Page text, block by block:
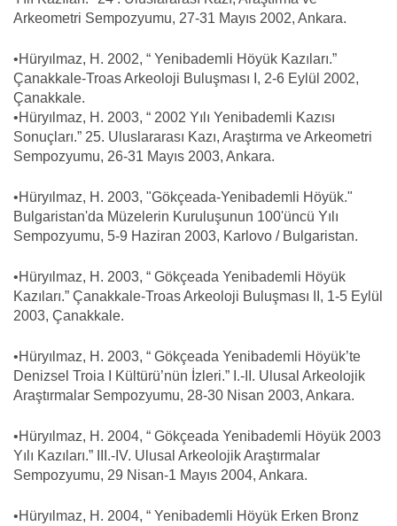
Arkeometri Sempozyumu, 27-31 Mayıs 2002, Ankara.
•Hüryılmaz, H. 2002, “ Yenibademli Höyük Kazıları.”
Çanakkale-Troas Arkeoloji Buluşması I, 2-6 Eylül 2002,
Çanakkale.
•Hüryılmaz, H. 2003, “ 2002 Yılı Yenibademli Kazısı
Sonuçları.” 25. Uluslararası Kazı, Araştırma ve Arkeometri
Sempozyumu, 26-31 Mayıs 2003, Ankara.
•Hüryılmaz, H. 2003, "Gökçeada-Yenibademli Höyük."
Bulgaristan'da Müzelerin Kuruluşunun 100'üncü Yılı
Sempozyumu, 5-9 Haziran 2003, Karlovo / Bulgaristan.
•Hüryılmaz, H. 2003, “ Gökçeada Yenibademli Höyük
Kazıları.” Çanakkale-Troas Arkeoloji Buluşması II, 1-5 Eylül
2003, Çanakkale.
•Hüryılmaz, H. 2003, “ Gökçeada Yenibademli Höyük’te
Denizsel Troia I Kültürü’nün İzleri.” I.-II. Ulusal Arkeolojik
Araştırmalar Sempozyumu, 28-30 Nisan 2003, Ankara.
•Hüryılmaz, H. 2004, “ Gökçeada Yenibademli Höyük 2003
Yılı Kazıları.” III.-IV. Ulusal Arkeolojik Araştırmalar
Sempozyumu, 29 Nisan-1 Mayıs 2004, Ankara.
•Hüryılmaz, H. 2004, “ Yenibademli Höyük Erken Bronz